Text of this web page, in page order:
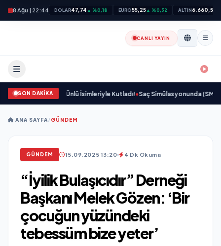
8 Ağu | 22:44 DOLAR47,74 ▲ %0,18 EURO55,25▲ %0,32 ALTIN6.660,55
CANLI YAYIN
SON DAKİKA
Dünyasının Ünlü İsimleriyle Kutladı!•Saç Simülasyonunda (SMP)
ANA SAYFA/GÜNDEM
GÜNDEM 15.09.2025 13:20 4 Dk Okuma
“İyilik Bulaşıcıdır” Derneği
Başkanı Melek Gözen: ‘Bir
çocuğun yüzündeki
tebessüm bize yeter’